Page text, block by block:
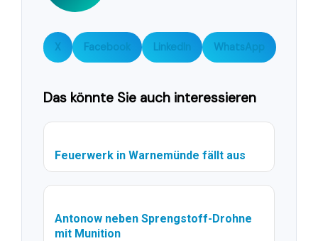
X Facebook LinkedIn WhatsApp
Das könnte Sie auch interessieren
Feuerwerk in Warnemünde fällt aus
Antonow neben Sprengstoff-Drohne
mit Munition